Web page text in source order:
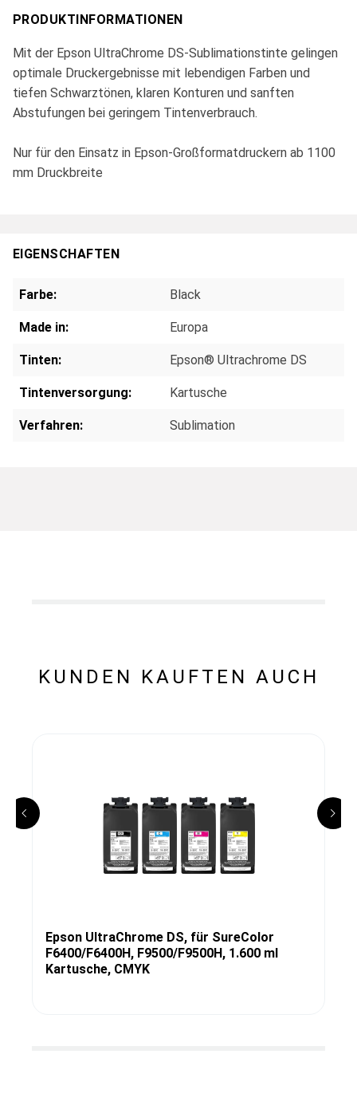
PRODUKTINFORMATIONEN
Mit der Epson UltraChrome DS-Sublimationstinte gelingen
optimale Druckergebnisse mit lebendigen Farben und
tiefen Schwarztönen, klaren Konturen und sanften
Abstufungen bei geringem Tintenverbrauch.
Nur für den Einsatz in Epson-Großformatdruckern ab 1100
mm Druckbreite
EIGENSCHAFTEN
Farbe: Black
Made in: Europa
Tinten: Epson® Ultrachrome DS
Tintenversorgung: Kartusche
Verfahren: Sublimation
KUNDEN KAUFTEN AUCH
Epson UltraChrome DS, für SureColor
F6400/F6400H, F9500/F9500H, 1.600 ml
Kartusche, CMYK